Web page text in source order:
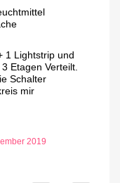
1 Lightstrip und
Etagen Verteilt.
Schalter
mir
2019